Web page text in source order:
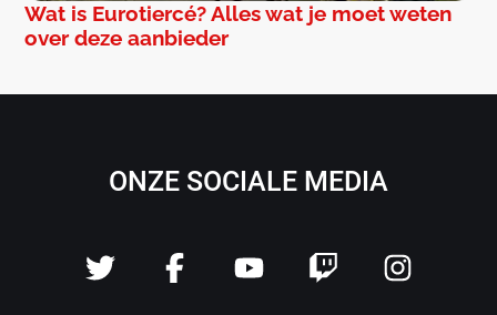
Wat is Eurotiercé? Alles wat je moet weten
over deze aanbieder
ONZE SOCIALE MEDIA